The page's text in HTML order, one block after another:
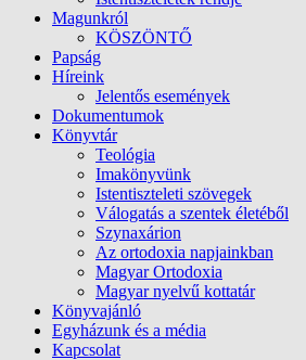
Magunkról
KÖSZÖNTŐ
Papság
Híreink
Jelentős események
Dokumentumok
Könyvtár
Teológia
Imakönyvünk
Istentiszteleti szövegek
Válogatás a szentek életéből
Szynaxárion
Az ortodoxia napjainkban
Magyar Ortodoxia
Magyar nyelvű kottatár
Könyvajánló
Egyházunk és a média
Kapcsolat